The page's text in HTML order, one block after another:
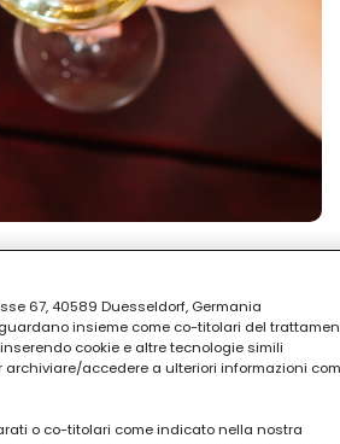
67, 40589 Duesseldorf, Germania
insieme come co-titolari del
cookie e altre tecnologie simili
archiviare/accedere a ulteriori informazioni
o co-titolari come indicato nella nostra